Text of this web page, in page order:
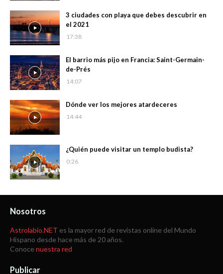
3 ciudades con playa que debes descubrir en
el 2021
17:38
El barrio más pijo en Francia: Saint-Germain-
de-Prés
14:07
Dónde ver los mejores atardeceres
14:44
¿Quién puede visitar un templo budista?
0:26
Nosotros
Astrolabio.NET es la mayor red de revistas online del Mundo
Hispano desde hace más de 20 años.
Conoce nuestra red
Publicar